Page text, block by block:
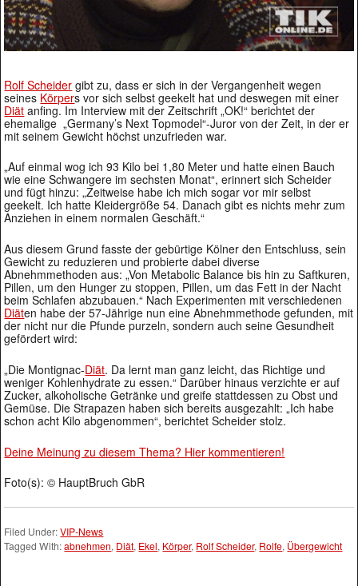
Rolf Scheider gibt zu, dass er sich in der Vergangenheit wegen
seines Körpers vor sich selbst geekelt hat und deswegen mit einer
Diät anfing. Im Interview mit der Zeitschrift „OK!“ berichtet der
ehemalige „Germany’s Next Topmodel“-Juror von der Zeit, in der er
mit seinem Gewicht höchst unzufrieden war.
„Auf einmal wog ich 93 Kilo bei 1,80 Meter und hatte einen Bauch
wie eine Schwangere im sechsten Monat“, erinnert sich Scheider
und fügt hinzu: „Zeitweise habe ich mich sogar vor mir selbst
geekelt. Ich hatte Kleidergröße 54. Danach gibt es nichts mehr zum
Anziehen in einem normalen Geschäft.“
Aus diesem Grund fasste der gebürtige Kölner den Entschluss, sein
Gewicht zu reduzieren und probierte dabei diverse
Abnehmmethoden aus: „Von Metabolic Balance bis hin zu Saftkuren,
Pillen, um den Hunger zu stoppen, Pillen, um das Fett in der Nacht
beim Schlafen abzubauen.“ Nach Experimenten mit verschiedenen
Diäten habe der 57-Jährige nun eine Abnehmmethode gefunden, mit
der nicht nur die Pfunde purzeln, sondern auch seine Gesundheit
gefördert wird:
„Die Montignac-Diät. Da lernt man ganz leicht, das Richtige und
weniger Kohlenhydrate zu essen.“ Darüber hinaus verzichte er auf
Zucker, alkoholische Getränke und greife stattdessen zu Obst und
Gemüse. Die Strapazen haben sich bereits ausgezahlt: „Ich habe
schon acht Kilo abgenommen“, berichtet Scheider stolz.
Deine Meinung zu diesem Thema? Hier kommentieren!
Foto(s): © HauptBruch GbR
Filed Under:VIP-News
Tagged With:abnehmen, Diät, Ekel, Körper, Rolf Scheider, Rolfe, Übergewicht